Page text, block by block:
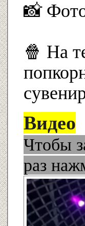
📸
🍿 На
Видео
Чтобы
раз